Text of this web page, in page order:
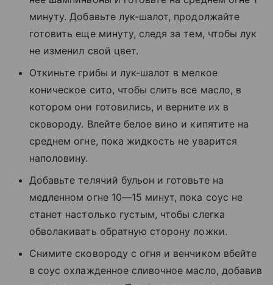
минуту. Добавьте лук-шалот, продолжайте
готовить еще минуту, следя за тем, чтобы лук
не изменил свой цвет.
Откиньте грибы и лук-шалот в мелкое
коническое сито, чтобы слить все масло, в
котором они готовились, и верните их в
сковороду. Влейте белое вино и кипятите на
среднем огне, пока жидкость не уварится
наполовину.
Добавьте телячий бульон и готовьте на
медленном огне 10—15 минут, пока соус не
станет настолько густым, чтобы слегка
обволакивать обратную сторону ложки.
Снимите сковороду с огня и венчиком вбейте
в соус охлажденное сливочное масло, добавив